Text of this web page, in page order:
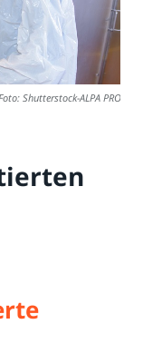
Shutterstock-ALPA PROD